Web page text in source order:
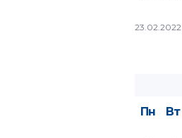
23.02.2022
Пн
Вт